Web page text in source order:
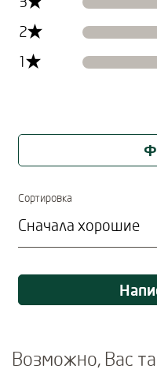
2
1
Сортировка
Возможно, Вас